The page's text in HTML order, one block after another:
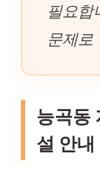
필요합
문제로
능곡동
설 안내